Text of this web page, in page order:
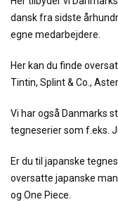
dansk fra sidste
egne medarbejdere.
Her kan du finde
Tintin, Splint & Co.,
Vi har også Danmarks
tegneserier som f.eks.
Er du til japanske
oversatte japanske
og One Piece.